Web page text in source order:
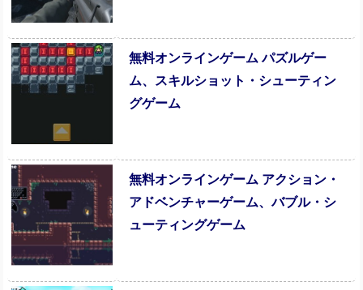
無料オンラインゲーム パズルゲー
ム、スキルショット・シューティン
グゲーム
無料オンラインゲーム アクション・
アドベンチャーゲーム、バブル・シ
ューティングゲーム